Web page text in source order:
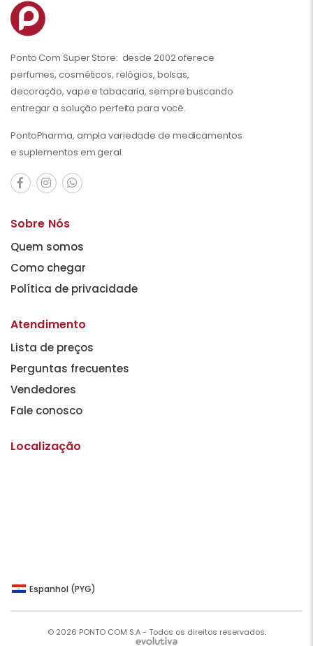
Ponto Com Super Store: desde 2002 oferece
perfumes, cosméticos, relógios, bolsas,
decoração, vape e tabacaria, sempre buscando
entregar a solução perfeita para você.
PontoPharma, ampla variedade de medicamentos
e suplementos em geral.
Sobre Nós
Quem somos
Como chegar
Política de privacidade
Atendimento
Lista de preços
Perguntas frecuentes
Vendedores
Fale conosco
Localização
Espanhol (PYG)
© 2026 PONTO COM S.A - Todos os direitos reservados.